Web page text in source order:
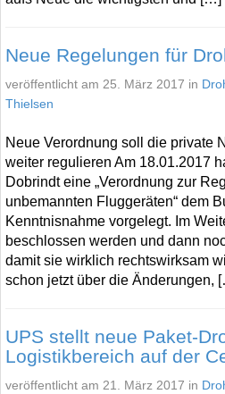
Neue Regelungen für
veröffentlicht am 25. März 2017 in
Thielsen
Neue Verordnung soll die private
weiter regulieren Am 18.01.2017
Dobrindt eine „Verordnung zur
unbemannten Fluggeräten“ dem
Kenntnisnahme vorgelegt. Im
beschlossen werden und dann
damit sie wirklich rechtswirksam
schon jetzt über die Änderungen,
UPS stellt neue Paket-
Logistikbereich auf der
veröffentlicht am 21. März 2017 in